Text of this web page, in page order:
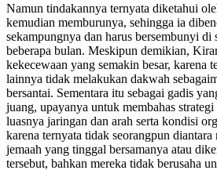
Namun tindakannya ternyata diketahui
kemudian memburunya, sehingga ia
sekampungnya dan harus bersembunyi di
beberapa bulan. Meskipun demikian,
kekecewaan yang semakin besar, karena
lainnya tidak melakukan dakwah
bersantai. Sementara itu sebagai gadis
juang, upayanya untuk membahas
luasnya jaringan dan arah serta kondisi
karena ternyata tidak seorangpun diantara
jemaah yang tinggal bersamanya atau
tersebut, bahkan mereka tidak berusaha